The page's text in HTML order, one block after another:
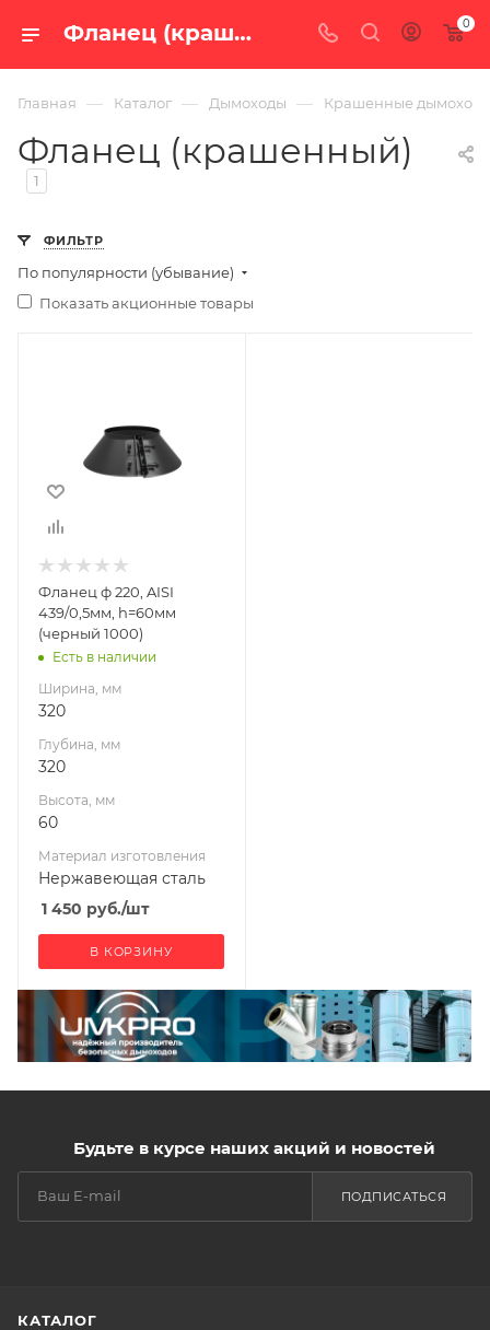
Фланец (крашенный) — купить по цене от 690 руб. с доставкой по России в интернет-магазине «100 печей.ру» 0
Главная — Каталог — Дымоходы — Крашенные
Фланец (крашенный)
1
ФИЛЬТР
По популярности (убывание)
Показать акционные товары
Высота, мм
60
Материал
Нержавеющая
сталь
Производитель
УМК
Фланец ф 220, AISI
439/0,5мм, h=60мм
(черный 1000)
Есть в наличии
Ширина, мм
320
Глубина, мм
320
Высота, мм
60
Материал изготовления
Нержавеющая сталь
1 450 руб./шт
В КОРЗИНУ
Будьте в курсе наших акций и новостей
ПОДПИСАТЬСЯ
КАТАЛОГ